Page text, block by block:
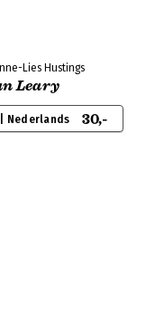
Lies Hustings
Leary
Nederlands 30,-